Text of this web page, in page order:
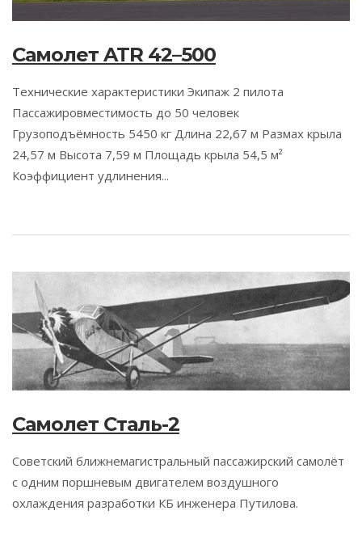
Самолет ATR 42–500
Технические характеристики Экипаж 2 пилота
Пассажировместимость до 50 человек
Грузоподъёмность 5450 кг Длина 22,67 м Размах крыла
24,57 м Высота 7,59 м Площадь крыла 54,5 м²
Коэффициент удлинения...
Самолет Сталь-2
Cоветский ближнемагистральный пассажирский самолёт
с одним поршневым двигателем воздушного
охлаждения разработки КБ инженера Путилова.